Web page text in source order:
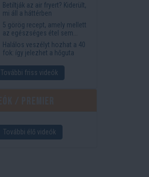
Betiltják az air fryert? Kiderült,
mi áll a háttérben
5 görög recept, amely mellett
az egészséges étel sem
tűnik lemondásnak
Halálos veszélyt hozhat a 40
fok: így jelezhet a hőguta
További friss videók
További élő videók